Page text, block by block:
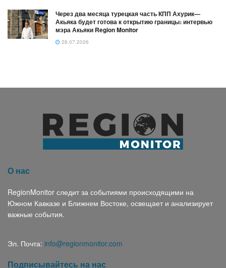
Через два месяца турецкая часть КПП Ахурик—
Акьяка будет готова к открытию границы։ интервью
мэра Акьяки Region Monitor
28.07.2026
О нас
RegionMonitor следит за событиями происходящими на
Южном Кавказе и Ближнем Востоке, освещает и анализирует
важные события.
Эл. Почта: info@regionmonitor.com
Подписывайтесь на нас